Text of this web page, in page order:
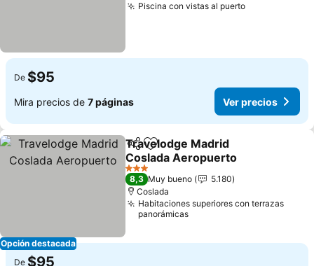
Piscina con vistas al puerto
De $95
Mira precios de 7 páginas Ver precios
Opción destacada
Compartir
Agregar a favoritos
Travelodge Madrid
Coslada Aeropuerto
3 Estrellas
8,3 Muy bueno
5.180
Coslada
Habitaciones superiores con terrazas
panorámicas
De $95